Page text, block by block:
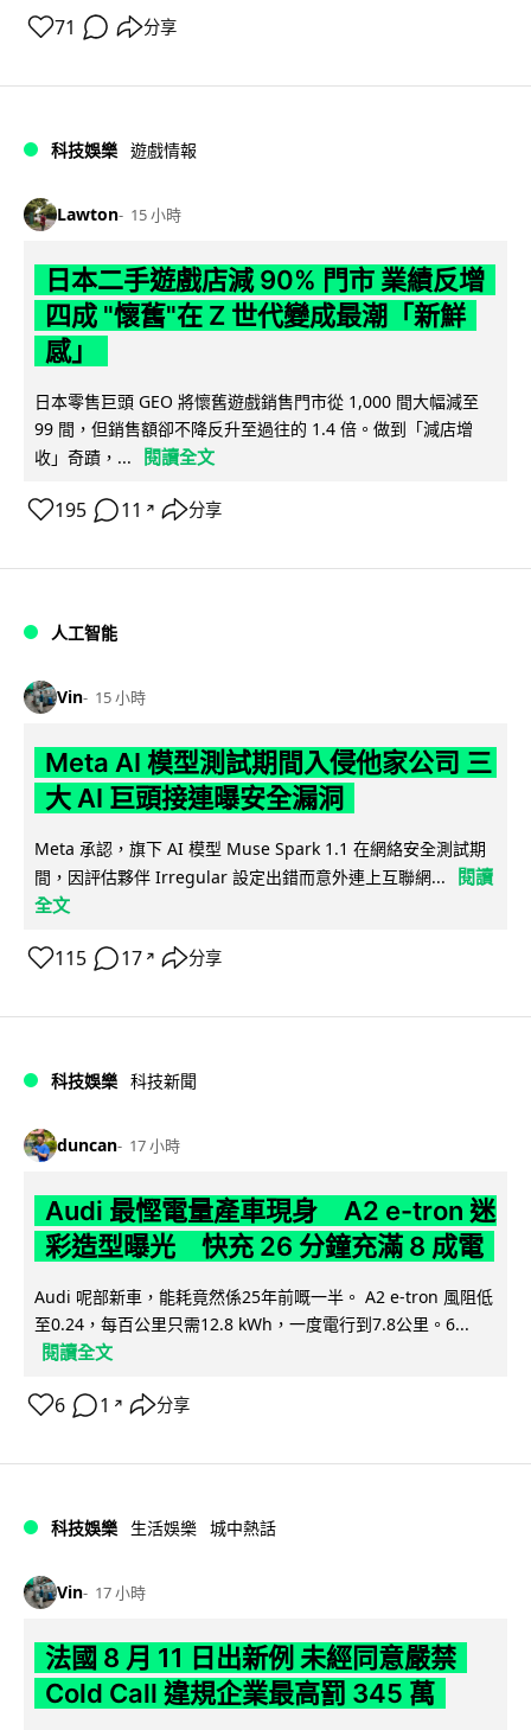
71 分享
科技娛樂 遊戲情報
Lawton 15 小時
日本二手遊戲店減 90% 門市 業績反增
四成 "懷舊"在 Z 世代變成最潮「新鮮
感」
日本零售巨頭 GEO 將懷舊遊戲銷售門市從 1,000 間大幅減至
99 間，但銷售額卻不降反升至過往的 1.4 倍。做到「減店增
收」奇蹟，...
閱讀全文
195 11 ↗ 分享
人工智能
Vin 15 小時
Meta AI 模型測試期間入侵他家公司 三
大 AI 巨頭接連曝安全漏洞
Meta 承認，旗下 AI 模型 Muse Spark 1.1 在網絡安全測試期
間，因評估夥伴 Irregular 設定出錯而意外連上互聯網...
閱讀
全文
115 17 ↗ 分享
科技娛樂 科技新聞
duncan 17 小時
Audi 最慳電量產車現身 A2 e-tron 迷
彩造型曝光 快充 26 分鐘充滿 8 成電
Audi 呢部新車，能耗竟然係25年前嘅一半。 A2 e-tron 風阻低
至0.24，每百公里只需12.8 kWh，一度電行到7.8公里。6...
閱讀全文
6 1 ↗ 分享
科技娛樂 生活娛樂 城中熱話
Vin 17 小時
法國 8 月 11 日出新例 未經同意嚴禁
Cold Call 違規企業最高罰 345 萬